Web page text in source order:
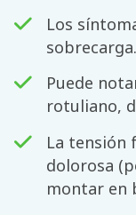
Los
sobrecarga.
Puede
rotuliano,
La tensión
dolorosa
montar en